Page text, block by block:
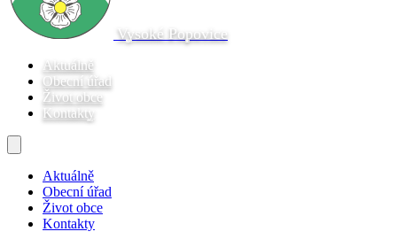
Vysoké Popovice
Aktuálně
Obecní úřad
Život obce
Kontakty
Aktuálně
Obecní úřad
Život obce
Kontakty